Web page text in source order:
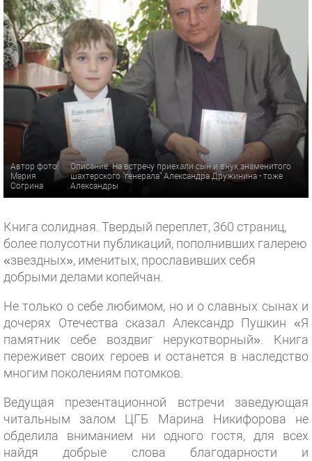
Автор фото:
Мария
Согрина
Описание: На встречу приехали сын и внук знаменитого
шахтерского "генерала" Александра Дружинина - тоже
Александры
Книга солидная. Твердый переплет, 360 страниц,
более полусотни публикаций, пополнивших галерею
«звездных», именитых, прославивших себя
добрыми делами копейчан.
Не только о себе любимом, но и о славных сынах и
дочерях Отечества сказал Александр Пушкин «Я
памятник себе воздвиг нерукотворный». Книга
переживет своих героев и останется в наследство
многим поколениям потомков.
Ведущая презентационной встречи заведующая
читальным залом ЦГБ Марина Никифорова не
обделила вниманием ни одного гостя, для всех
найдя добрые слова благодарности и